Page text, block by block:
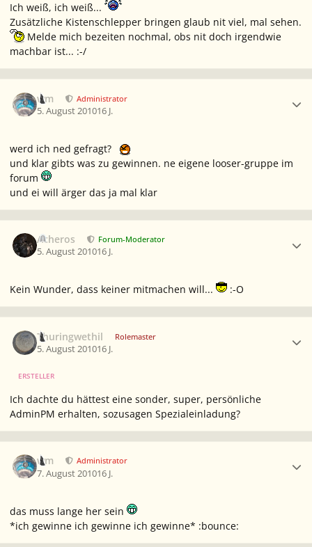
Ich weiß, ich weiß...
Zusätzliche Kistenschlepper bringen glaub nit viel, mal sehen.
Melde mich bezeiten nochmal, obs nit doch irgendwie
machbar ist... :-/
wm Administrator
5. August 201016 J.
werd ich ned gefragt?
und klar gibts was zu gewinnen. ne eigene looser-gruppe im
forum
und ei will ärger das ja mal klar
Acheros Forum-Moderator
5. August 201016 J.
Kein Wunder, dass keiner mitmachen will... :-O
Thuringwethil Rolemaster
5. August 201016 J.
ERSTELLER
Ich dachte du hättest eine sonder, super, persönliche
AdminPM erhalten, sozusagen Spezialeinladung?
wm Administrator
7. August 201016 J.
das muss lange her sein
*ich gewinne ich gewinne ich gewinne* :bounce: